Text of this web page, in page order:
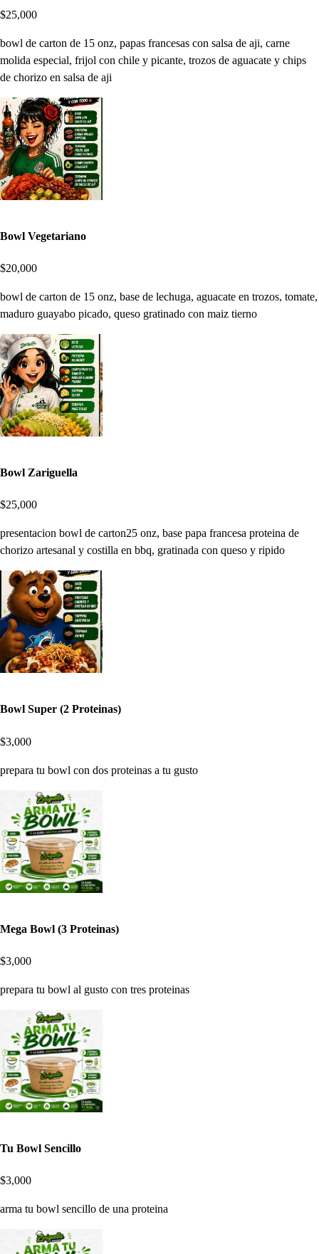
$25,000
bowl de carton de 15 onz, papas francesas con salsa de aji, carne
molida especial, frijol con chile y picante, trozos de aguacate y chips
de chorizo en salsa de aji
Bowl Vegetariano
$20,000
bowl de carton de 15 onz, base de lechuga, aguacate en trozos, tomate,
maduro guayabo picado, queso gratinado con maiz tierno
Bowl Zariguella
$25,000
presentacion bowl de carton25 onz, base papa francesa proteina de
chorizo artesanal y costilla en bbq, gratinada con queso y ripido
Bowl Super (2 Proteinas)
$3,000
prepara tu bowl con dos proteinas a tu gusto
Mega Bowl (3 Proteinas)
$3,000
prepara tu bowl al gusto con tres proteinas
Tu Bowl Sencillo
$3,000
arma tu bowl sencillo de una proteina